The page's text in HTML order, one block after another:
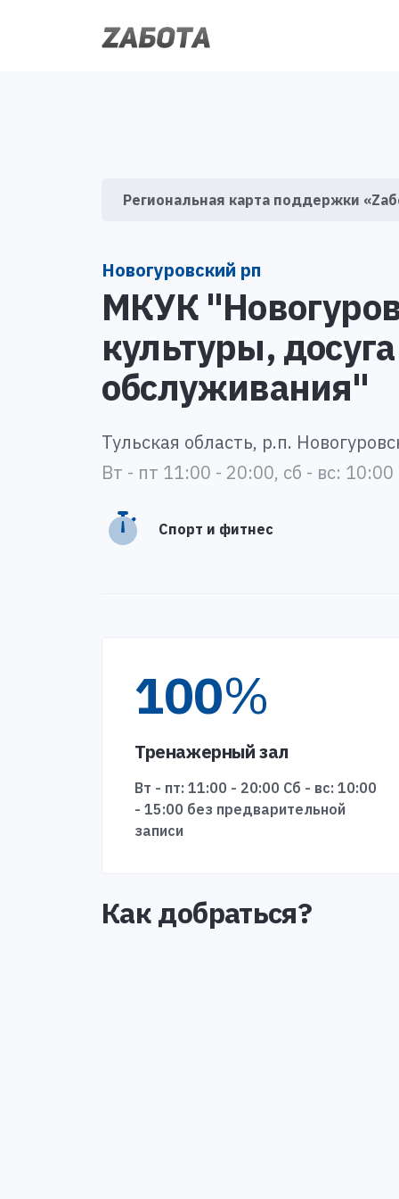
Региональная карта поддержки
Новогуровский рп
МКУК
культуры,
обслуживания"
Тульская область, р.п.
Вт - пт 11:00 - 20:00, сб - вс:
Спорт и фитнес
100%
Тренажерный зал
Вт - пт: 11:00 - 20:00 Сб - вс: 10:00
- 15:00 без предварительной
записи
Как добраться?